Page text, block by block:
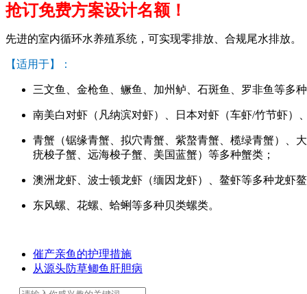
抢订免费方案设计名额！
先进的室内循环水养殖系统，可实现零排放、合规尾水排放。
【适用于】：
三文鱼、金枪鱼、鳜鱼、加州鲈、石斑鱼、罗非鱼等多
南美白对虾（凡纳滨对虾）、日本对虾（车虾/竹节虾）
青蟹（锯缘青蟹、拟穴青蟹、紫螯青蟹、榄绿青蟹）、
疣梭子蟹、远海梭子蟹、美国蓝蟹）等多种蟹类；
澳洲龙虾、波士顿龙虾（缅因龙虾）、鳌虾等多种龙虾
东风螺、花螺、蛤蜊等多种贝类螺类。
催产亲鱼的护理措施
从源头防草鲫鱼肝胆病